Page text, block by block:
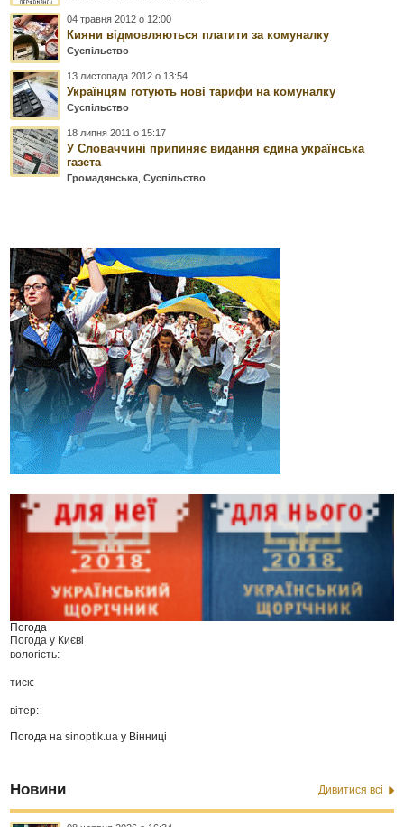
04 травня 2012 о 12:00
Кияни відмовляються платити за комуналку
Суспільство
13 листопада 2012 о 13:54
Українцям готують нові тарифи на комуналку
Суспільство
18 липня 2011 о 15:17
У Словаччині припиняє видання єдина українська
газета
Громадянська ,Суспільство
Погода
Погода у Києві
вологість:
тиск:
вітер:
Погода наsinoptik.ua у Вінниці
Новини Дивитися всі